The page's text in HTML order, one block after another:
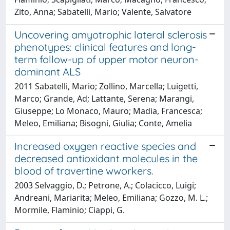
Zito, Anna; Sabatelli, Mario; Valente, Salvatore
Uncovering amyotrophic lateral sclerosis
phenotypes: clinical features and long-
term follow-up of upper motor neuron-
dominant ALS
2011 Sabatelli, Mario; Zollino, Marcella; Luigetti,
Marco; Grande, Ad; Lattante, Serena; Marangi,
Giuseppe; Lo Monaco, Mauro; Madia, Francesca;
Meleo, Emiliana; Bisogni, Giulia; Conte, Amelia
Increased oxygen reactive species and
decreased antioxidant molecules in the
blood of travertine wworkers.
2003 Selvaggio, D.; Petrone, A.; Colacicco, Luigi;
Andreani, Mariarita; Meleo, Emiliana; Gozzo, M. L.;
Mormile, Flaminio; Ciappi, G.